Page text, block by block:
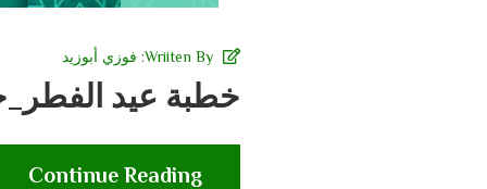
Wriiten By: فوزي أبوزيد
خطبة عيد
Continue Reading